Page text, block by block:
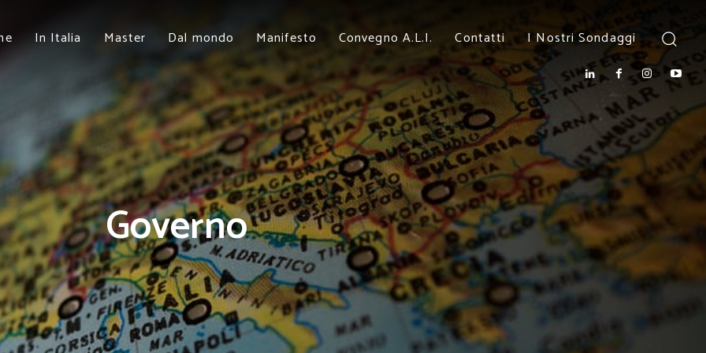
In Italia Master Dal mondo Manifesto Convegno A.L.I. Contatti I Nostri Sondaggi
Governo